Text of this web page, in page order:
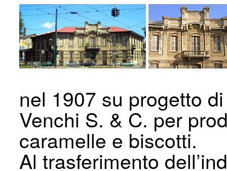
nel 1907 su progetto
Venchi S. & C. per
caramelle e biscotti.
Al trasferimento